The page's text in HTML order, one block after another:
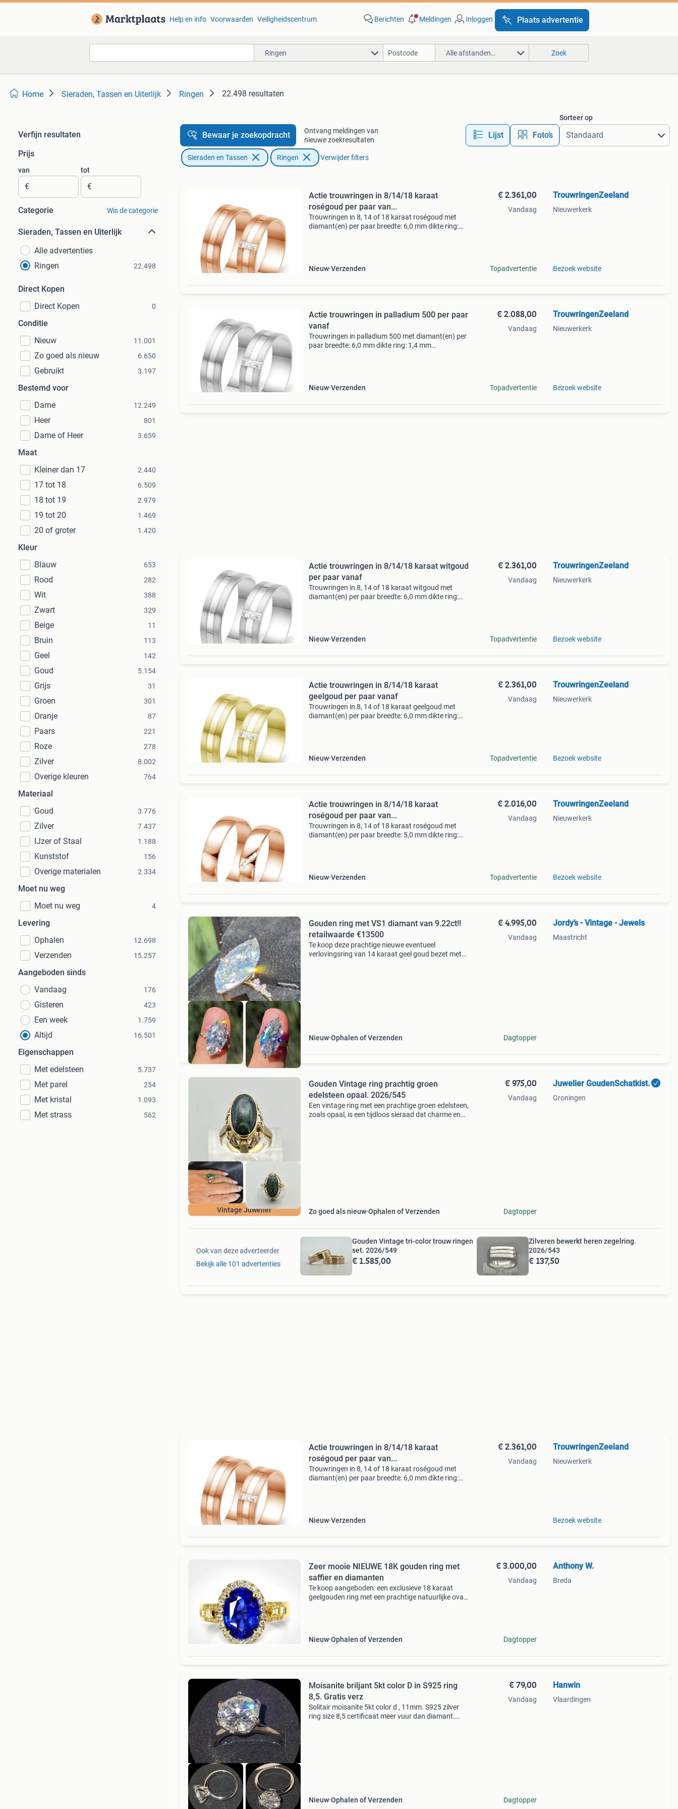
Help en info Voorwaarden Veiligheidscentrum Berichten Meldingen Inloggen Plaats advertentie
Ringen Alle afstanden… Zoek
Home Sieraden, Tassen en Uiterlijk Ringen 22.498 resultaten
Verfijn resultaten
Prijs
van
€
tot
€
Categorie Wis de categorie
Sieraden, Tassen en Uiterlijk
Alle advertenties
Ringen
22.498
Direct Kopen
Direct Kopen
0
Conditie
Nieuw
11.001
Zo goed als nieuw 6.650
Gebruikt 3.197
Bestemd voor
Dame
12.249
Heer 801
Dame of Heer 3.659
Maat
Kleiner dan 17
2.440
17 tot 18 6.509
18 tot 19 2.979
19 tot 20 1.469
20 of groter 1.420
Kleur
Blauw
653
Rood 282
Wit 388
Zwart 329
Beige 11
Bruin 113
Geel 142
Goud 5.154
Grijs 31
Groen 301
Oranje 87
Paars 221
Roze 278
Zilver 8.002
Overige kleuren 764
Materiaal
Goud
3.776
Zilver 7.437
IJzer of Staal 1.188
Kunststof 156
Overige materialen 2.334
Moet nu weg
Moet nu weg
4
Levering
Ophalen
12.698
Verzenden 15.257
Aangeboden sinds
Vandaag
176
Gisteren 423
Een week 1.759
Altijd 16.501
Eigenschappen
Met edelsteen
5.737
Met parel 254
Met kristal 1.093
Met strass 562
Bewaar je zoekopdracht
Ontvang meldingen van
nieuwe zoekresultaten
Lijst Foto’s
Sorteer op
Sieraden en Tassen Ringen Verwijder filters
Actie trouwringen in 8/14/18 karaat
roségoud per paar van...
Trouwringen in 8, 14 of 18 karaat roségoud met
diamant(en) per paar breedte: 6,0 mm dikte ring:
Nieuw Verzenden
€ 2.361,00
Vandaag
Topadvertentie
TrouwringenZeeland
Nieuwerkerk
Bezoek website
Actie trouwringen in palladium 500 per paar
vanaf
Trouwringen in palladium 500 met diamant(en) per
paar breedte: 6,0 mm dikte ring: 1,4 mm
Nieuw Verzenden
€ 2.088,00
Vandaag
Topadvertentie
TrouwringenZeeland
Nieuwerkerk
Bezoek website
Actie trouwringen in 8/14/18 karaat witgoud
per paar vanaf
Trouwringen in 8, 14 of 18 karaat witgoud met
diamant(en) per paar breedte: 6,0 mm dikte ring:
Nieuw Verzenden
€ 2.361,00
Vandaag
Topadvertentie
TrouwringenZeeland
Nieuwerkerk
Bezoek website
Actie trouwringen in 8/14/18 karaat
geelgoud per paar vanaf
Trouwringen in 8, 14 of 18 karaat geelgoud met
diamant(en) per paar breedte: 6,0 mm dikte ring:
Nieuw Verzenden
€ 2.361,00
Vandaag
Topadvertentie
TrouwringenZeeland
Nieuwerkerk
Bezoek website
Actie trouwringen in 8/14/18 karaat
roségoud per paar van...
Trouwringen in 8, 14 of 18 karaat roségoud met
diamant(en) per paar breedte: 5,0 mm dikte ring:
Nieuw Verzenden
€ 2.016,00
Vandaag
Topadvertentie
TrouwringenZeeland
Nieuwerkerk
Bezoek website
Gouden ring met VS1 diamant van 9.22ct!!
retailwaarde €13500
Te koop deze prachtige nieuwe eventueel
verlovingsring van 14 karaat geel goud bezet met
Nieuw Ophalen of Verzenden
€ 4.995,00
Vandaag
Dagtopper
Jordy’s - Vintage - Jewels
Maastricht
Vintage Juwelier
Gouden Vintage ring prachtig groen
edelsteen opaal. 2026/545
Een vintage ring met een prachtige groen edelsteen,
zoals opaal, is een tijdloos sieraad dat charme en
Zo goed als nieuw Ophalen of Verzenden
€ 975,00
Vandaag
Dagtopper
Juwelier GoudenSchatkist.
Groningen
Ook van deze adverteerder
Bekijk alle 101 advertenties
Gouden Vintage tri-color trouw ringen
set. 2026/549
€ 1.585,00
Zilveren bewerkt heren zegelring.
2026/543
€ 137,50
Actie trouwringen in 8/14/18 karaat
roségoud per paar van...
Trouwringen in 8, 14 of 18 karaat roségoud met
diamant(en) per paar breedte: 6,0 mm dikte ring:
Nieuw Verzenden
€ 2.361,00
Vandaag
TrouwringenZeeland
Nieuwerkerk
Bezoek website
Zeer mooie NIEUWE 18K gouden ring met
saffier en diamanten
Te koop aangeboden: een exclusieve 18 karaat
geelgouden ring met een prachtige natuurlijke ovale
Nieuw Ophalen of Verzenden
€ 3.000,00
Vandaag
Dagtopper
Anthony W.
Breda
Moisanite briljant 5kt color D in S925 ring
8,5. Gratis verz
Solitair moisanite 5kt color d , 11mm. S925 zilver
ring size 8,5 certificaat meer vuur dan diamant.
Nieuw Ophalen of Verzenden
€ 79,00
Vandaag
Dagtopper
Hanwin
Vlaardingen